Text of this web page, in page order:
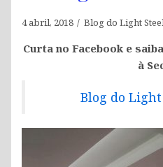
4 abril, 2018 Blog do Light
Curta no Facebook e
à
Blog do